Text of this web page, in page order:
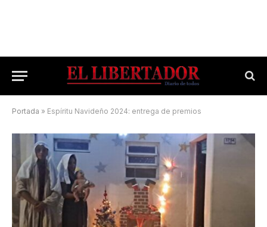
Portada » Espíritu Navideño 2024: entrega de premios